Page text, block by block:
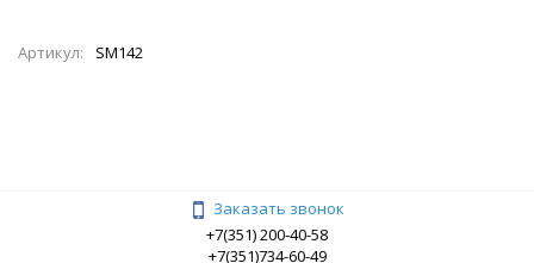
Артикул: SM142
Заказать звонок
+7(351) 200-40-58
+7(351)734-60-49